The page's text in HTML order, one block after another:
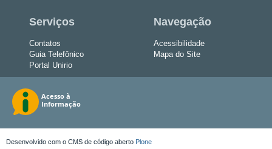
Serviços
Contatos
Guia Telefônico
Portal Unirio
Navegação
Acessibilidade
Mapa do Site
Desenvolvido com o CMS de código aberto Plone